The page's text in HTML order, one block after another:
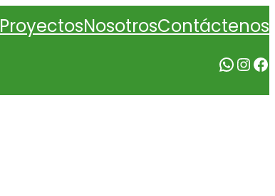
ProyectosNosotrosContáctenos
WhatsApp Instagram Facebook